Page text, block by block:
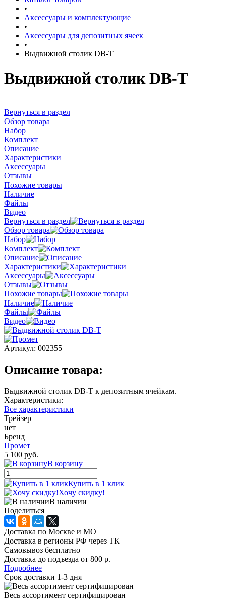
•
Аксессуары и комплектующие
•
Аксессуары для депозитных ячеек
•
Выдвижной столик DB-T
Выдвижной столик DB-T
Вернуться в раздел
Обзор товара
Набор
Комплект
Описание
Характеристики
Аксессуары
Отзывы
Похожие товары
Наличие
Файлы
Видео
Вернуться в раздел
Обзор товара
Набор
Комплект
Описание
Характеристики
Аксессуары
Отзывы
Похожие товары
Наличие
Файлы
Видео
Артикул: 002355
Описание товара:
Выдвижной столик DB-T к депозитным ячейкам.
Характеристики:
Все характеристики
Трейзер
нет
Бренд
Промет
5 100 руб.
В корзину
Купить в 1 клик
Хочу скидку!
В наличии
Поделиться
Доставка по Москве и МО
Доставка в регионы РФ через ТК
Самовывоз бесплатно
Доставка до подъезда от 800 р.
Подробнее
Срок доставки 1-3 дня
Весь ассортимент сертифицирован